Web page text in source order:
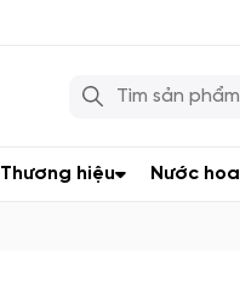
Thương hiệu Nước hoa